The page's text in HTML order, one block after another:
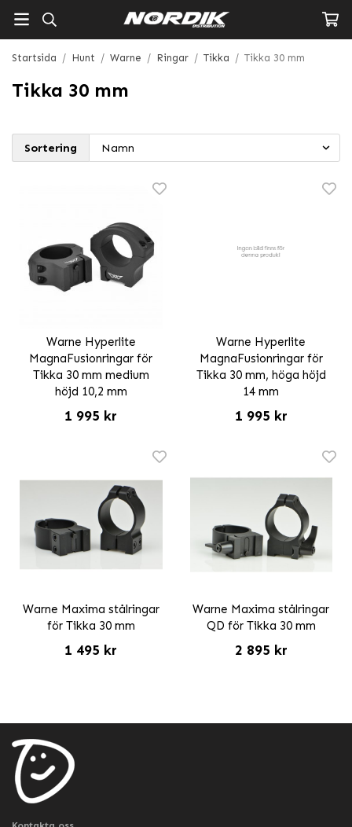
Startsida / Hunt / Warne / Ringar / Tikka / Tikka 30 mm
Tikka 30 mm
Sortering
Warne Hyperlite
MagnaFusionringar för
Tikka 30 mm medium
höjd 10,2 mm
1 995 kr
Warne Hyperlite
MagnaFusionringar för
Tikka 30 mm, höga höjd
14 mm
1 995 kr
Warne Maxima stålringar
för Tikka 30 mm
1 495 kr
Warne Maxima stålringar
QD för Tikka 30 mm
2 895 kr